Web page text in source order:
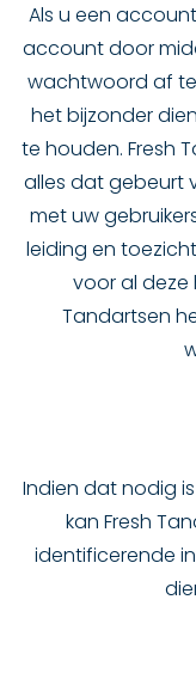
Als u een
account door
wachtwoord af
het bijzonder
te houden. Fresh
alles dat gebeurt
met uw
leiding en
voor al deze
Tandartsen
Indien dat nodig
kan Fresh
identificerende